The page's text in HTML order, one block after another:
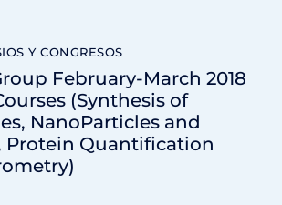
Y CONGRESOS
February-March 2018
(Synthesis of
NanoParticles and
Protein Quantification